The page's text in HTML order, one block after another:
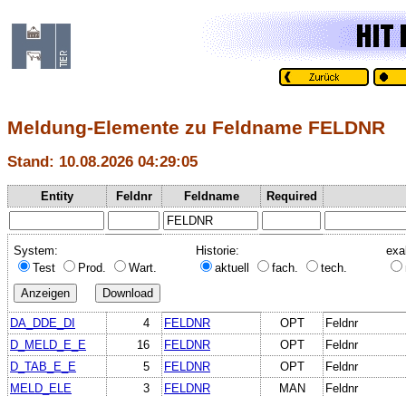
Meldung-Elemente zu Feldname FELDNR
Stand: 10.08.2026 04:29:05
Entity Feldnr Feldname Required
System:
Test
Prod. Wart.
Historie:
aktuell
fach. tech.
DA_DDE_DI 4 FELDNR OPT
Feldnr
D_MELD_E_E
16 FELDNR OPT
Feldnr
D_TAB_E_E
5 FELDNR OPT
Feldnr
MELD_ELE
3 FELDNR MAN
Feldnr